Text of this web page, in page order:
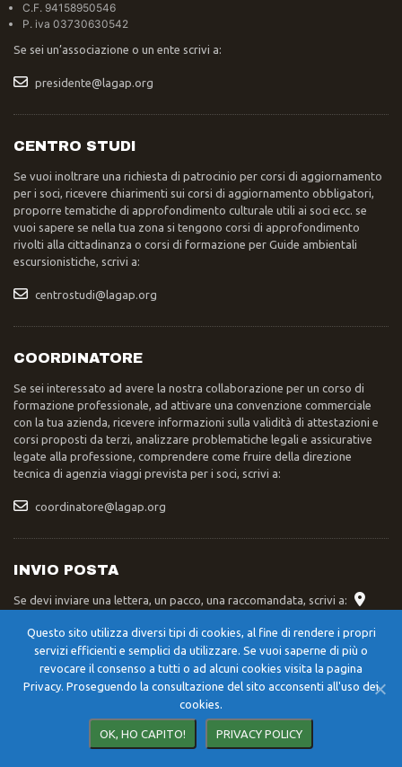
C.F. 94158950546
P. iva 03730630542
Se sei un’associazione o un ente scrivi a:
presidente@lagap.org
CENTRO STUDI
Se vuoi inoltrare una richiesta di patrocinio per corsi di aggiornamento
per i soci, ricevere chiarimenti sui corsi di aggiornamento obbligatori,
proporre tematiche di approfondimento culturale utili ai soci ecc. se
vuoi sapere se nella tua zona si tengono corsi di approfondimento
rivolti alla cittadinanza o corsi di formazione per Guide ambientali
escursionistiche, scrivi a:
centrostudi@lagap.org
COORDINATORE
Se sei interessato ad avere la nostra collaborazione per un corso di
formazione professionale, ad attivare una convenzione commerciale
con la tua azienda, ricevere informazioni sulla validità di attestazioni e
corsi proposti da terzi, analizzare problematiche legali e assicurative
legate alla professione, comprendere come fruire della direzione
tecnica di agenzia viaggi prevista per i soci, scrivi a:
coordinatore@lagap.org
INVIO POSTA
Se devi inviare una lettera, un pacco, una raccomandata, scrivi a:
Cerqueto di Marsciano (PG)
2023 - 2026 LAGAP
Credits
developed with
byvulcano.digital
Questo sito utilizza diversi tipi di cookies, al fine di rendere i propri
servizi efficienti e semplici da utilizzare. Se vuoi saperne di più o
revocare il consenso a tutti o ad alcuni cookies visita la pagina
Privacy. Proseguendo la consultazione del sito acconsenti all'uso dei
cookies.
OK, HO CAPITO! PRIVACY POLICY